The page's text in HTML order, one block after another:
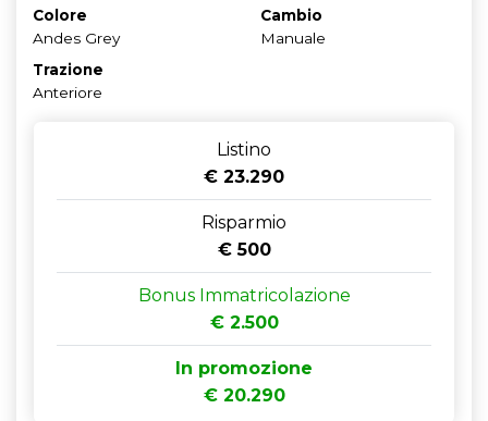
Colore
Andes Grey
Cambio
Manuale
Trazione
Anteriore
Listino
€ 23.290
Risparmio
€ 500
Bonus Immatricolazione
€ 2.500
In promozione
€ 20.290